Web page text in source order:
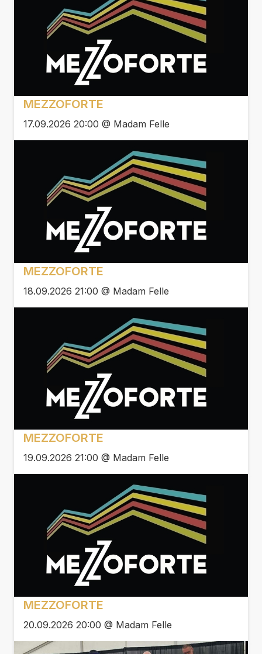
MEZZOFORTE
17.09.2026 20:00 @ Madam Felle
MEZZOFORTE
18.09.2026 21:00 @ Madam Felle
MEZZOFORTE
19.09.2026 21:00 @ Madam Felle
MEZZOFORTE
20.09.2026 20:00 @ Madam Felle